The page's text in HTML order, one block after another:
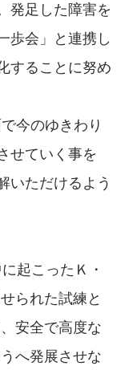
発足した障害を
歩会」と連携し
することに努め
今のゆきわり
せていく事を
いただけるよう
起こったＫ・
られた試練と
安全で高度な
へ発展させな